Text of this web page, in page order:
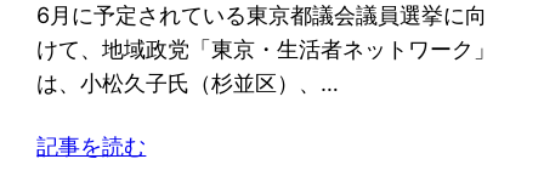
6月に予定されている東京都議会議員選挙に向
けて、地域政党「東京・生活者ネットワーク」
は、小松久子氏（杉並区）、…
記事を読む